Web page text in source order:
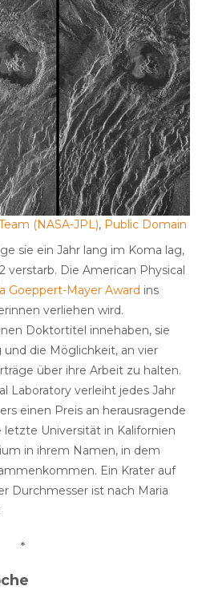
(NASA-JPL), Public Domain
sie ein Jahr lang im Koma lag,
verstarb. Die American Physical
Goeppert-Mayer Award ins
verliehen wird.
Doktortitel innehaben, sie
die Möglichkeit, an vier
über ihre Arbeit zu halten.
Laboratory verleiht jedes Jahr
einen Preis an herausragende
Universität in Kalifornien
in ihrem Namen, in dem
Ein Krater auf
Durchmesser ist nach Maria
*